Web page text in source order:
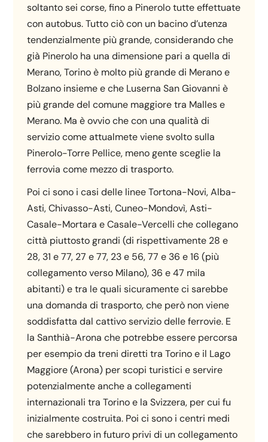
soltanto sei corse, fino a Pinerolo tutte effettuate
con autobus. Tutto ciò con un bacino d’utenza
tendenzialmente più grande, considerando che
già Pinerolo ha una dimensione pari a quella di
Merano, Torino è molto più grande di Merano e
Bolzano insieme e che Luserna San Giovanni è
più grande del comune maggiore tra Malles e
Merano. Ma è ovvio che con una qualità di
servizio come attualmete viene svolto sulla
Pinerolo-Torre Pellice, meno gente sceglie la
ferrovia come mezzo di trasporto.
Poi ci sono i casi delle linee Tortona-Novi, Alba-
Asti, Chivasso-Asti, Cuneo-Mondovì, Asti-
Casale-Mortara e Casale-Vercelli che collegano
città piuttosto grandi (di rispettivamente 28 e
28, 31 e 77, 27 e 77, 23 e 56, 77 e 36 e 16 (più
collegamento verso Milano), 36 e 47 mila
abitanti) e tra le quali sicuramente ci sarebbe
una domanda di trasporto, che però non viene
soddisfatta dal cattivo servizio delle ferrovie. E
la Santhià-Arona che potrebbe essere percorsa
per esempio da treni diretti tra Torino e il Lago
Maggiore (Arona) per scopi turistici e servire
potenzialmente anche a collegamenti
internazionali tra Torino e la Svizzera, per cui fu
inizialmente costruita. Poi ci sono i centri medi
che sarebbero in futuro privi di un collegamento